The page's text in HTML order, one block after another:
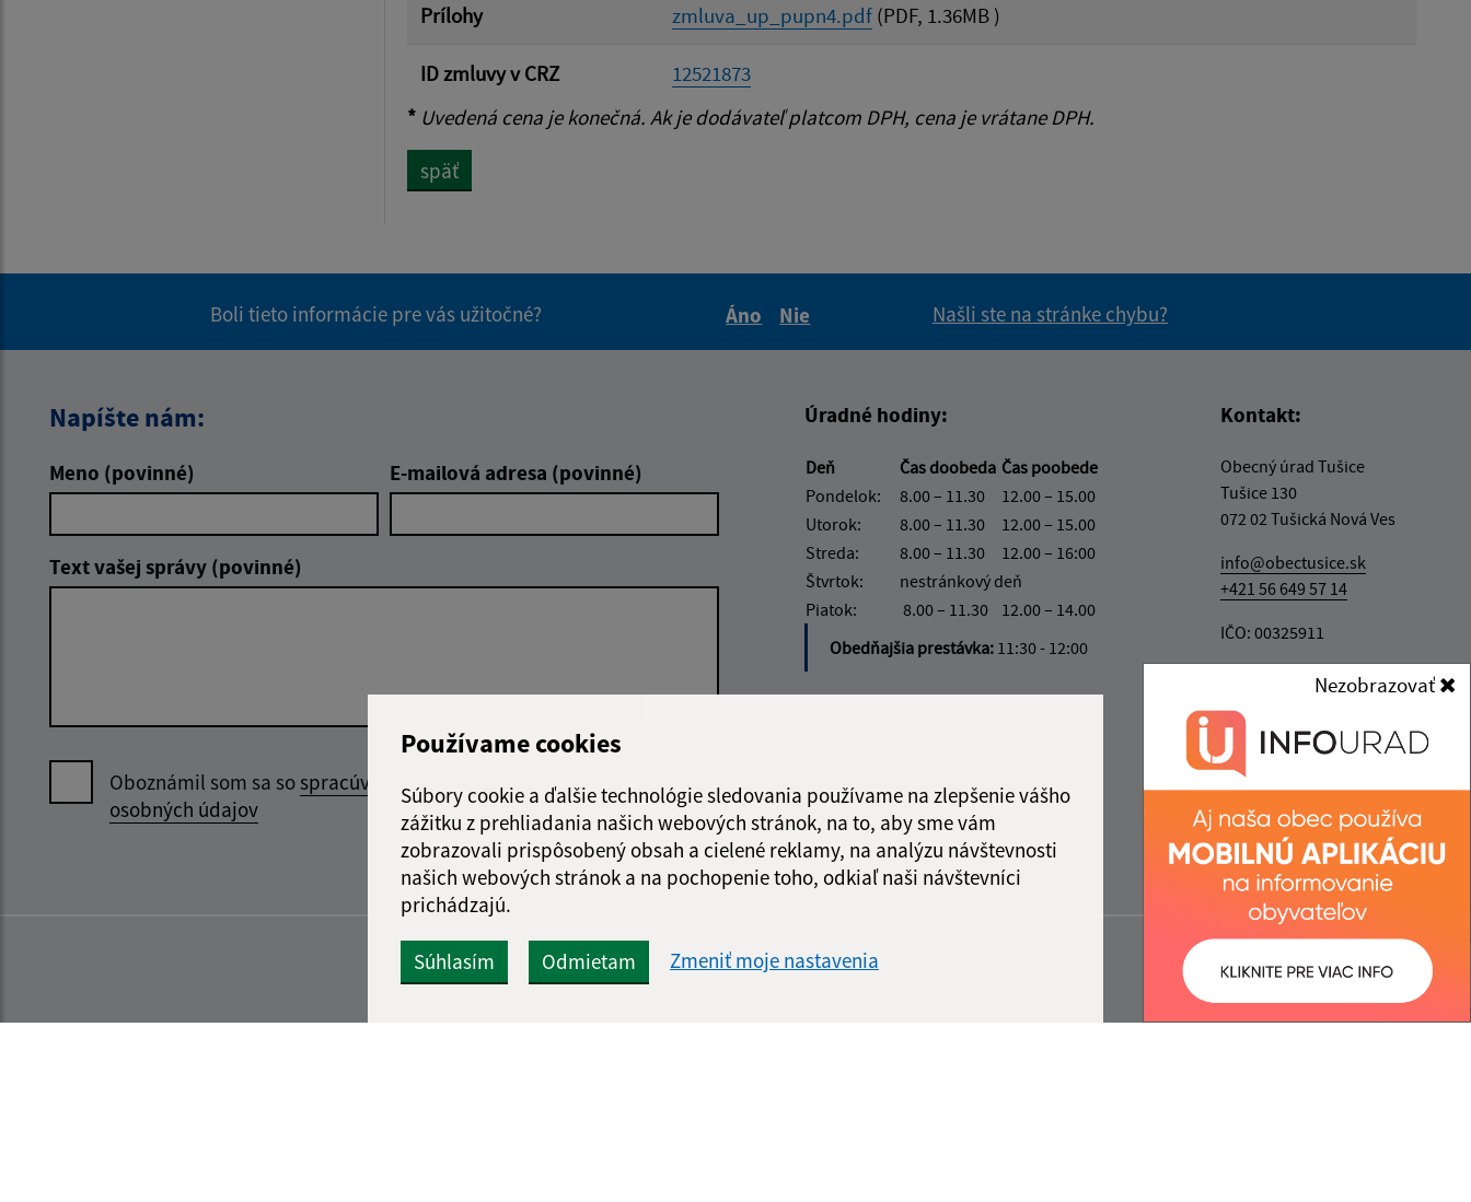
Používame cookies
Súbory cookie a ďalšie technológie sledovania používame na zlepšenie vášho
zážitku z prehliadania našich webových stránok, na to, aby sme vám
zobrazovali prispôsobený obsah a cielené reklamy, na analýzu návštevnosti
našich webových stránok a na pochopenie toho, odkiaľ naši návštevníci
prichádzajú.
Súhlasím Odmietam Zmeniť moje nastavenia
Nezobrazovať
Prílohy zmluva_up_pupn4.pdf (PDF, 1.36MB )
ID zmluvy v CRZ
12521873
* Uvedená cena je konečná. Ak je dodávateľ platcom DPH, cena je vrátane DPH.
späť
Boli tieto informácie pre vás užitočné?
Áno
Nie
Našli ste na stránke chybu?
Napíšte nám:
Meno (povinné) E-mailová adresa (povinné)
Text vašej správy (povinné)
Oboznámil som sa sospracúvaním
osobných údajov
Odoslať správu
Úradné hodiny:
Deň Čas doobeda Čas poobede
Pondelok:
8.00 – 11.30
12.00 – 15.00
Utorok:
8.00 – 11.30
12.00 – 15.00
Streda:
8.00 – 11.30
12.00 – 16:00
Štvrtok:
nestránkový deň
Piatok:
8.00 – 11.30
12.00 – 14.00
Obedňajšia prestávka: 11:30 - 12:00
Kontakt:
Obecný úrad Tušice
Tušice 130
072 02 Tušická Nová Ves
info@obectusice.sk
+421 56 649 57 14
IČO: 00325911